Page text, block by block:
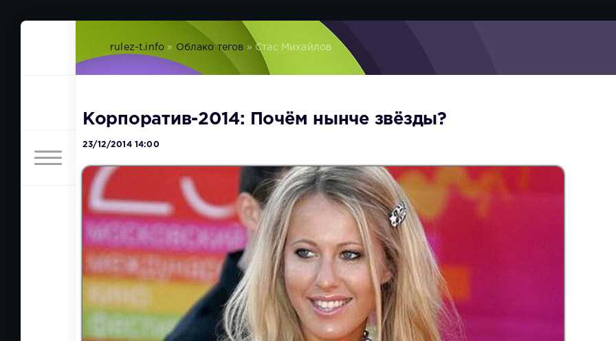
rulez-t.info » Облако тегов » Стас Михайлов
Корпоратив-2014: Почём нынче звёзды?
23/12/2014 14:00